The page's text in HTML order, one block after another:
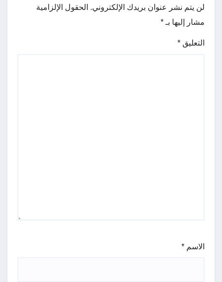
لن يتم نشر عنوان بريدك الإلكتروني. الحقول الإلزامية
مشار إليها بـ *
التعليق *
الاسم *